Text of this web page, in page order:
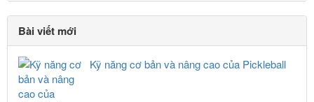
Bài viết mới
Kỹ năng cơ bản và nâng cao của Pickleball